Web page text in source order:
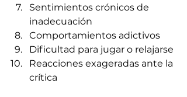
Sentimientos crónicos de
inadecuación
Comportamientos adictivos
Dificultad para jugar o relajarse
Reacciones exageradas ante la
crítica